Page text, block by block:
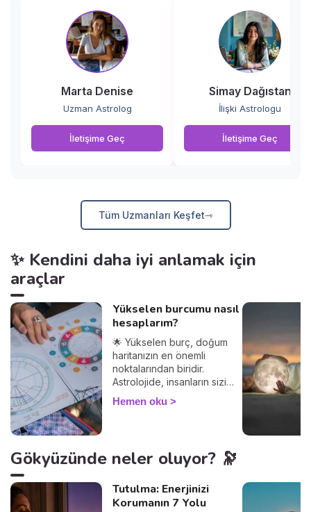
Marta Denise
Uzman Astrolog
İletişime Geç
Simay Dağıstan
İlişki Astrologu
İletişime Geç
Tüm Uzmanları Keşfet
✨ Kendini daha iyi anlamak için
araçlar
Yükselen burcumu nasıl
hesaplarım?
🌟 Yükselen burç, doğum
haritanızın en önemli
noktalarından biridir.
Astrolojide, insanların sizi
nasıl gördüğünü ve
diğerleriyle olan
öğrenerek, Güneş burcunuz
ve ilişkileriniz üzerindeki
yükselen burç hesaplama
nasıl yapılır? Çok basit! Tek
Hemen oku
Gökyüzünde neler oluyor? 🔭
Tutulma: Enerjinizi
Korumanın 7 Yolu